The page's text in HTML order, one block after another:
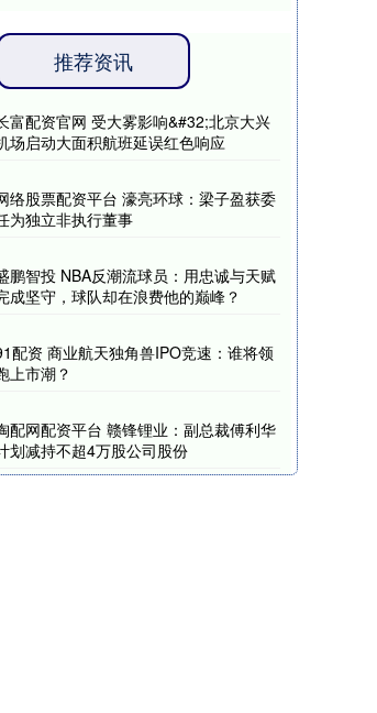
推荐资讯
富配资官网 受大雾影响&#32;北京大兴
场启动大面积航班延误红色响应
络股票配资平台 濠亮环球：梁子盈获委
为独立非执行董事
鹏智投 NBA反潮流球员：用忠诚与天赋
成坚守，球队却在浪费他的巅峰？
配资 商业航天独角兽IPO竞速：谁将领
上市潮？
配网配资平台 赣锋锂业：副总裁傅利华
划减持不超4万股公司股份